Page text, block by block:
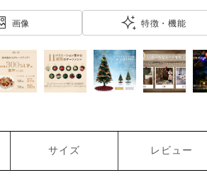
画像 特徴・機能
サイズ レビュー